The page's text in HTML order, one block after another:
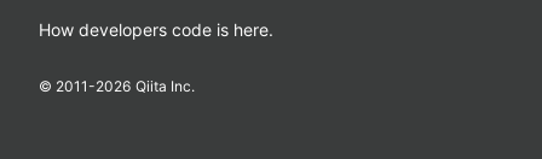
How developers code is here.
© 2011-2026 Qiita Inc.